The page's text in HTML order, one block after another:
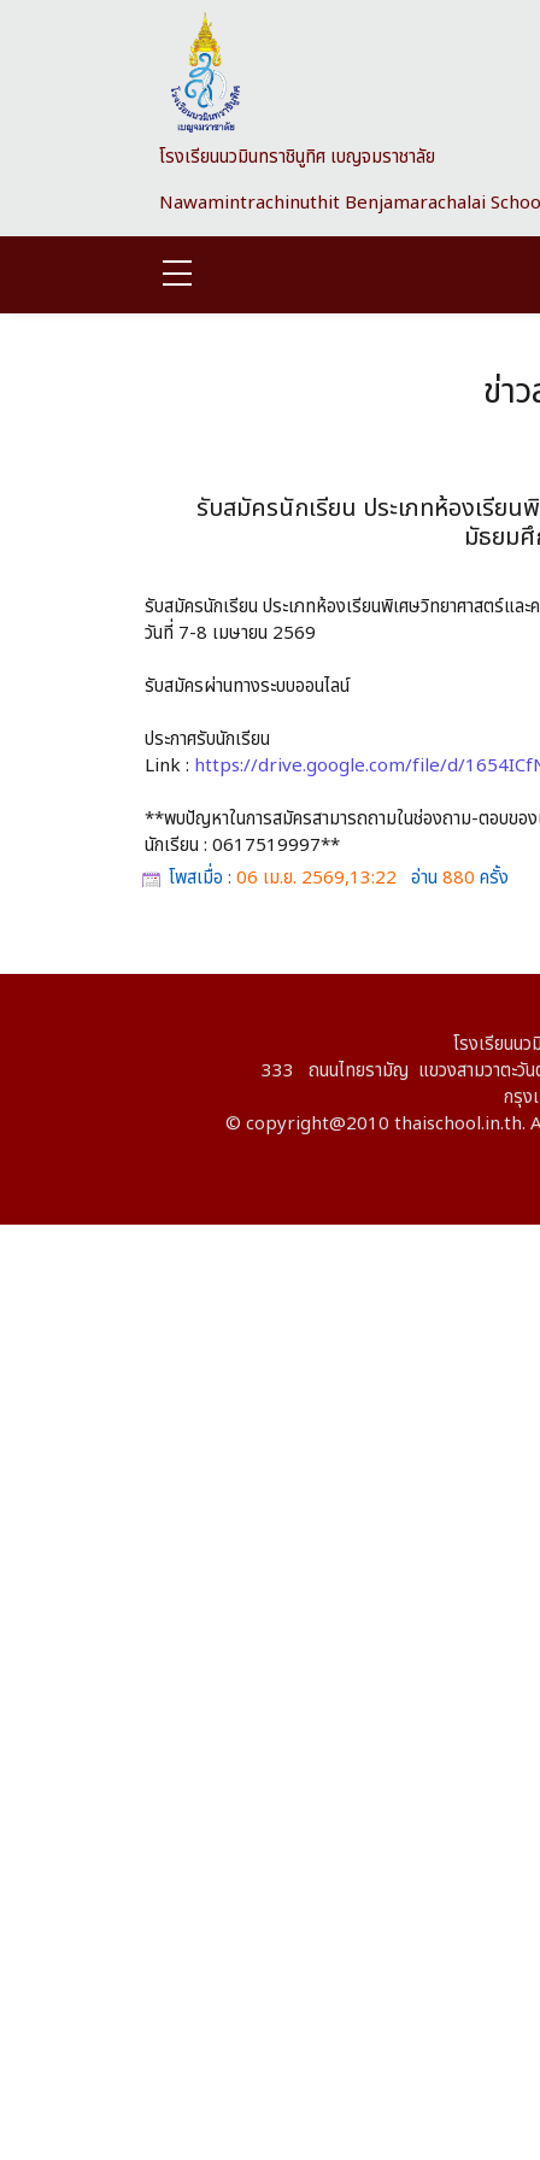
โรงเรียนนวมินทราชินูทิศ เบญจมราชาลัย
Nawamintrachinuthit Benjamarachalai
ข่า
รับสมัครนักเรียน ประเภทห้องเรีย
มัธยม
รับสมัครนักเรียน ประเภทห้องเรียนพิเศษวิทยาศาสตร์
วันที่ 7-8 เมษายน 2569
รับสมัครผ่านทางระบบออนไลน์
ประกาศรับนักเรียน
Link : https://drive.google.com/file/d/
**พบปัญหาในการสมัครสามารถถามในช่องถาม-ตอบขอ
นักเรียน : 0617519997**
โพสเมื่อ : 06 เม.ย. 2569,13:22 อ่าน 880 ครั้ง
โรงเรียนน
333 ถนนไทยรามัญ แขวงสามวาตะวันต
กรุง
© copyright@2010 thaischool.in.th.